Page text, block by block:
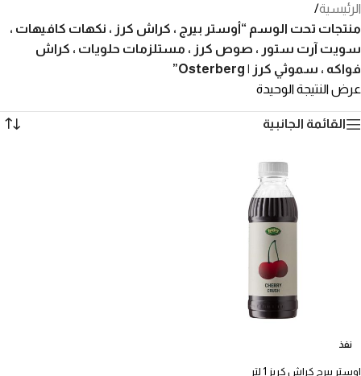
الرئيسية/
منتجات تحت الوسم “أوستر بيرج ، كراش كرز ، نكهات كافيهات ،
سويت آرت ستور ، صوص كرز ، مستلزمات حلويات ، كراش
فواكه ، سموثي كرز | Osterberg”
عرض النتيجة الوحيدة
القائمة الجانبية
نفذ
اوستر بيرج كراش كريز 1 لتر